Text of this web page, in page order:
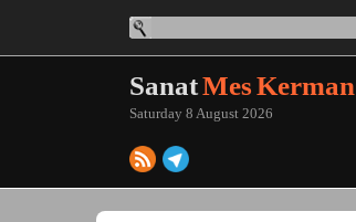
SanatMes Kerman
Saturday 8 August 2026